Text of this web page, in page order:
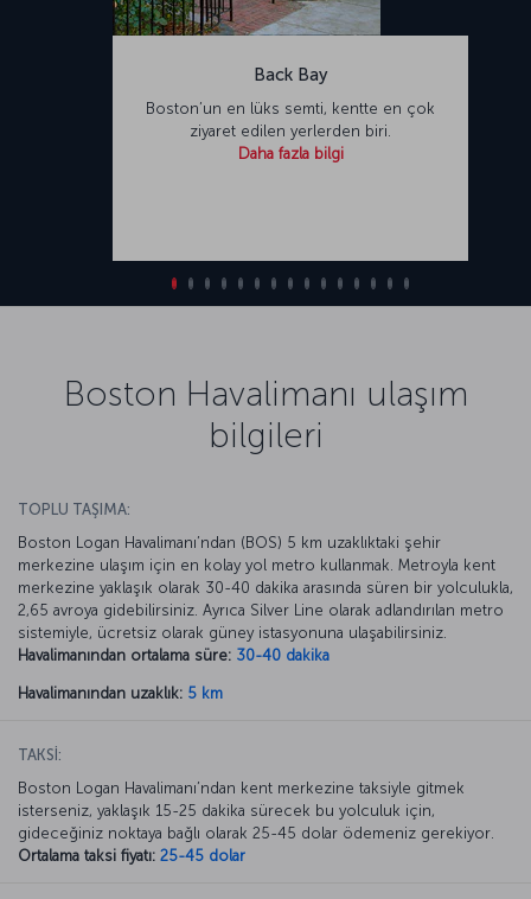
Back Bay
Boston’un en lüks semti, kentte en çok
ziyaret edilen yerlerden biri.
Daha fazla bilgi
Boston Havalimanı ulaşım
bilgileri
TOPLU TAŞIMA:
Boston Logan Havalimanı’ndan (BOS) 5 km uzaklıktaki şehir
merkezine ulaşım için en kolay yol metro kullanmak. Metroyla kent
merkezine yaklaşık olarak 30-40 dakika arasında süren bir yolculukla,
2,65 avroya gidebilirsiniz. Ayrıca Silver Line olarak adlandırılan metro
sistemiyle, ücretsiz olarak güney istasyonuna ulaşabilirsiniz.
Havalimanından ortalama süre: 30-40 dakika
Havalimanından uzaklık: 5 km
TAKSİ:
Boston Logan Havalimanı’ndan kent merkezine taksiyle gitmek
isterseniz, yaklaşık 15-25 dakika sürecek bu yolculuk için,
gideceğiniz noktaya bağlı olarak 25-45 dolar ödemeniz gerekiyor.
Ortalama taksi fiyatı: 25-45 dolar